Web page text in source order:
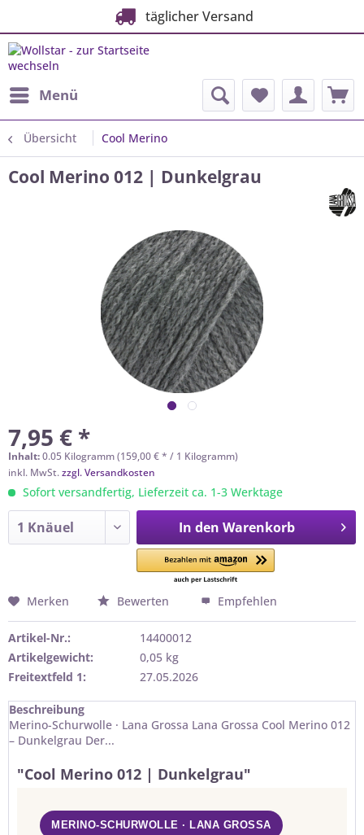
täglicher Versand
Menü
Übersicht Cool Merino
Cool Merino 012 | Dunkelgrau
7,95 € *
Inhalt:0.05 Kilogramm (159,00 € * / 1 Kilogramm)
inkl. MwSt.zzgl. Versandkosten
Sofort versandfertig, Lieferzeit ca. 1-3 Werktage
In den Warenkorb
Merken Bewerten Empfehlen
Artikel-Nr.:
14400012
Artikelgewicht:
0,05 kg
Freitextfeld 1:
27.05.2026
Beschreibung
Merino-Schurwolle · Lana Grossa Lana Grossa Cool Merino 012
– Dunkelgrau Der...
"Cool Merino 012 | Dunkelgrau"
MERINO-SCHURWOLLE · LANA GROSSA